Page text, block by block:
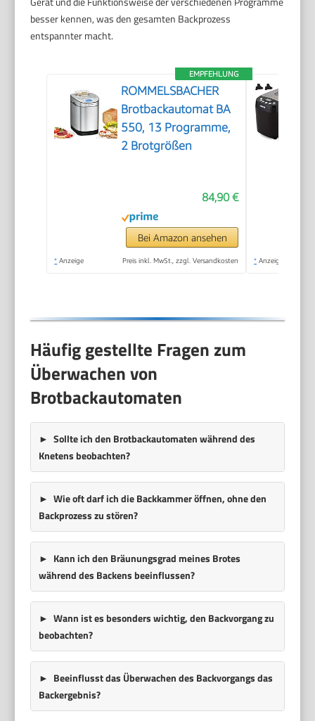
besser kennen, was den gesamten Backprozess
entspannter macht.
EMPFEHLUNG
ROMMELSBACHER
Brotbackautomat BA
550, 13 Programme,
2 Brotgrößen
84,90 €
Bei Amazon ansehen
* Anzeige Preis inkl. MwSt., zzgl. Versandkosten * Anzeige
Häufig gestellte Fragen zum
Überwachen von
Brotbackautomaten
Sollte ich den Brotbackautomaten während des
Knetens beobachten?
Wie oft darf ich die Backkammer öffnen, ohne den
Backprozess zu stören?
Kann ich den Bräunungsgrad meines Brotes
während des Backens beeinflussen?
Wann ist es besonders wichtig, den Backvorgang zu
beobachten?
Beeinflusst das Überwachen des Backvorgangs das
Backergebnis?